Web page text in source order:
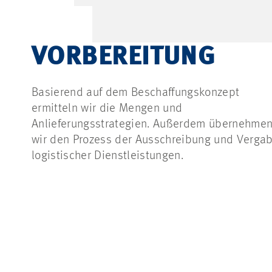
VORBEREITUNG
Basierend auf dem Beschaffungskonzept
ermitteln wir die Mengen und
Anlieferungsstrategien. Außerdem
wir den Prozess der Ausschreibung und
logistischer Dienstleistungen.